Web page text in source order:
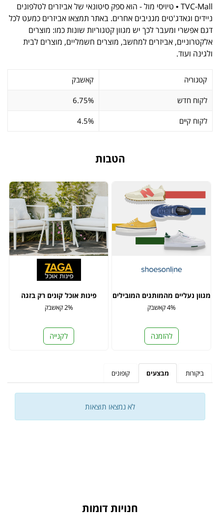
TVC-Mall • טיויסי מול - הוא ספק סיטונאי של אביזרים לטלפונים
ניידים וגאדג'טים מגניבים אחרים. באתר תמצאו אביזרים כמעט לכל
דגם אפשרי ומעבר לכך יש מגוון קטגוריות שונות כמו: מוצרים
אלקטרוניים, אביזרים למחשב, מוצרים חשמליים, מוצרים לבית
ולגינה ועוד.
קטגוריה קאשבק
לקוח חדש 6.75%
לקוח קיים 4.5%
הטבות
מגוון נעליים מהמותגים המובילים
4% קאשבק
להזמנה
פינות אוכל קונים רק בזגה
2% קאשבק
לקנייה
ביקורות מבצעים קופונים
לא נמצאו תוצאות
חנויות דומות